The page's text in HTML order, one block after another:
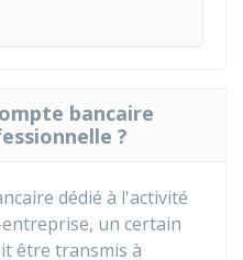
bancaire
?
dédié à l'activité
un certain
être transmis à